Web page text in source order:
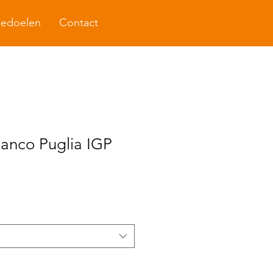
Contact
Puglia IGP